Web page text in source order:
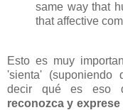
same way that
that affective
Esto es muy
'sienta' (suponiendo
decir qué es eso
reconozca y